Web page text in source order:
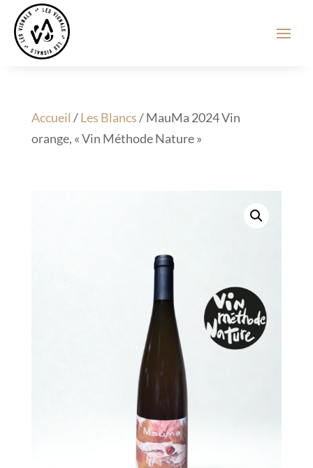
Accueil /Les Blancs/ MauMa 2024 Vin
orange, « Vin Méthode Nature »